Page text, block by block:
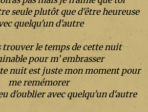
seule plutôt que d'être heureuse
quelqu'un d'autre
trouver le temps de cette nuit
pour m’ embrasser
nuit est juste mon moment pour
me remémorer
d'oublier avec quelqu'un d'autre